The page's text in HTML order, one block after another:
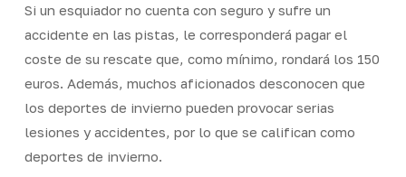
Si un esquiador no cuenta con seguro y sufre un
accidente en las pistas, le corresponderá pagar el
coste de su rescate que, como mínimo, rondará los 150
euros. Además, muchos aficionados desconocen que
los deportes de invierno pueden provocar serias
lesiones y accidentes, por lo que se califican como
deportes de invierno.